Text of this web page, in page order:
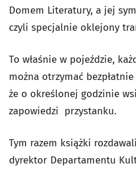
Domem Literatury, a jej
czyli specjalnie oklejony
To właśnie w pojeździe,
można otrzymać
że o określonej godzinie
zapowiedzi przystanku.
Tym razem książki
dyrektor Departamentu